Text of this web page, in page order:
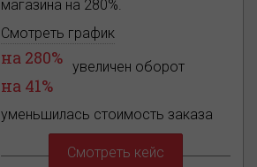
магазина на 280%.
Смотреть график
на 280% увеличен оборот
на 41%
уменьшилась стоимость заказа
Смотреть кейс